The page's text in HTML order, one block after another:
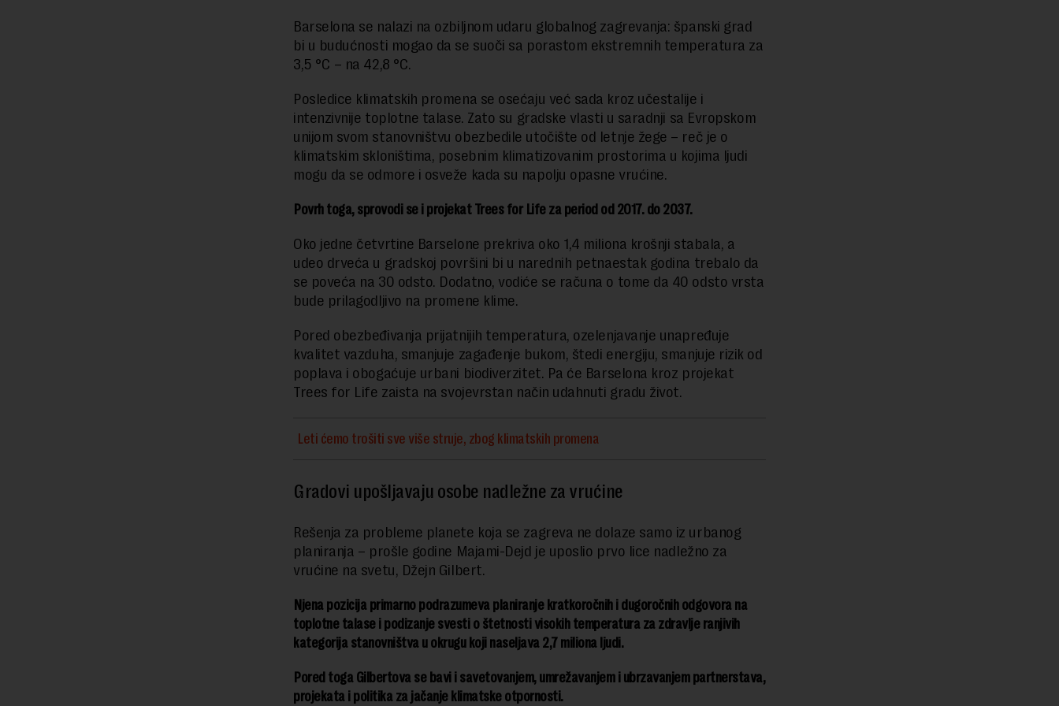
Barselona se nalazi na ozbiljnom udaru globalnog zagrevanja: španski grad
bi u budućnosti mogao da se suoči sa porastom ekstremnih temperatura za
3,5 °C – na 42,8 °C.
Posledice klimatskih promena se osećaju već sada kroz učestalije i
intenzivnije toplotne talase. Zato su gradske vlasti u saradnji sa Evropskom
unijom svom stanovništvu obezbedile utočište od letnje žege – reč je o
klimatskim skloništima, posebnim klimatizovanim prostorima u kojima ljudi
mogu da se odmore i osveže kada su napolju opasne vrućine.
Povrh toga, sprovodi se i projekat Trees for Life za period od 2017. do 2037.
Oko jedne četvrtine Barselone prekriva oko 1,4 miliona krošnji stabala, a
udeo drveća u gradskoj površini bi u narednih petnaestak godina trebalo da
se poveća na 30 odsto. Dodatno, vodiće se računa o tome da 40 odsto vrsta
bude prilagodljivo na promene klime.
Pored obezbeđivanja prijatnijih temperatura, ozelenjavanje unapređuje
kvalitet vazduha, smanjuje zagađenje bukom, štedi energiju, smanjuje rizik od
poplava i obogaćuje urbani biodiverzitet. Pa će Barselona kroz projekat
Trees for Life zaista na svojevrstan način udahnuti gradu život.
Leti ćemo trošiti sve više struje, zbog klimatskih promena
Gradovi upošljavaju osobe nadležne za vrućine
Rešenja za probleme planete koja se zagreva ne dolaze samo iz urbanog
planiranja – prošle godine Majami-Dejd je uposlio prvo lice nadležno za
vrućine na svetu, Džejn Gilbert.
Njena pozicija primarno podrazumeva planiranje kratkoročnih i dugoročnih odgovora na
toplotne talase i podizanje svesti o štetnosti visokih temperatura za zdravlje ranjivih
kategorija stanovništva u okrugu koji naseljava 2,7 miliona ljudi.
Pored toga Gilbertova se bavi i savetovanjem, umrežavanjem i ubrzavanjem partnerstava,
projekata i politika za jačanje klimatske otpornosti.